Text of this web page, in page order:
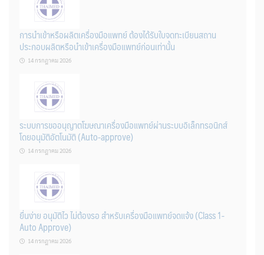
การนำเข้าหรือผลิตเครื่องมือแพทย์ ต้องได้รับใบจดทะเบียนสถาน
ประกอบผลิตหรือนำเข้าเครื่องมือแพทย์ก่อนเท่านั้น
14 กรกฎาคม 2026
ระบบการขออนุญาตโฆษณาเครื่องมือแพทย์ผ่านระบบอิเล็กทรอนิกส์
โดยอนุมัติอัตโนมัติ (Auto-approve)
14 กรกฎาคม 2026
ยื่นง่าย อนุมัติไว ไม่ต้องรอ สำหรับเครื่องมือแพทย์จดแจ้ง (Class 1-
Auto Approve)
14 กรกฎาคม 2026